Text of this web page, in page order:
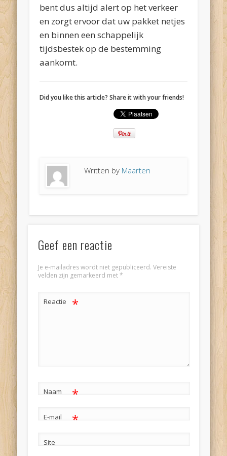
bent dus altijd alert op het verkeer
en zorgt ervoor dat uw pakket netjes
en binnen een schappelijk
tijdsbestek op de bestemming
aankomt.
Did you like this article? Share it with your friends!
Written by Maarten
Geef een reactie
Je e-mailadres wordt niet gepubliceerd. Vereiste
velden zijn gemarkeerd met*
Reactie *
Naam *
E-mail *
Site